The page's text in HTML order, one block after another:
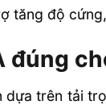
tăng độ
đúng
dựa trên tải